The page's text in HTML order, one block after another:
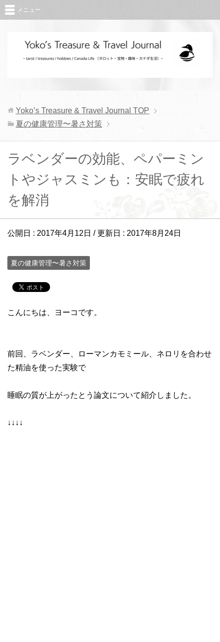
メニュー
Yoko’s Treasure & Travel Journal TOP
夏の健康管理〜暑さ対策
ラベンダーの効能、ペパーミン
トやジャスミンも：安眠で疲れ
を解消
公開日 : 2017年4月12日 / 更新日 : 2017年8月24日
夏の健康管理〜暑さ対策
こんにちは、ヨーコです。
前回、ラベンダー、ローマンカモミール、ネロリを合わせ
た精油を使った実験で
睡眠の質が上がったとう論文について紹介しました。
↓↓↓↓